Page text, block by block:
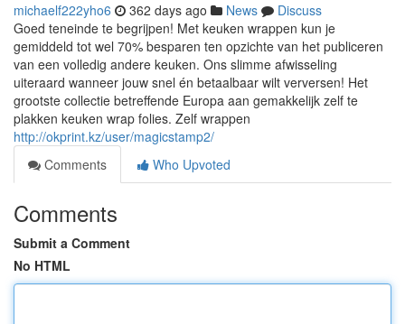
michaelf222yho6 362 days ago News
Discuss
Goed teneinde te begrijpen! Met keuken wrappen kun je
gemiddeld tot wel 70% besparen ten opzichte van het publiceren
van een volledig andere keuken. Ons slimme afwisseling
uiteraard wanneer jouw snel én betaalbaar wilt verversen! Het
grootste collectie betreffende Europa aan gemakkelijk zelf te
plakken keuken wrap folies. Zelf wrappen
http://okprint.kz/user/magicstamp2/
Comments
Who Upvoted
Comments
Submit a Comment
No HTML